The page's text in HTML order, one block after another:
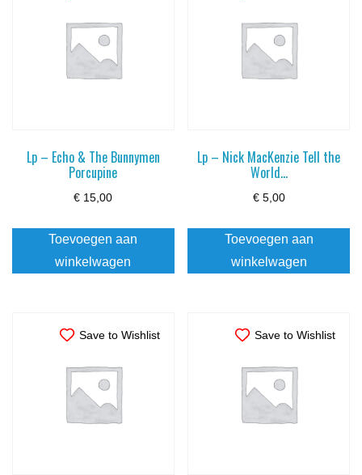
Lp – Echo & The Bunnymen
Porcupine
€ 15,00
Toevoegen aan
winkelwagen
Lp – Nick MacKenzie Tell the
World…
€5,00
Toevoegen aan
winkelwagen
Save to Wishlist Save to Wishlist